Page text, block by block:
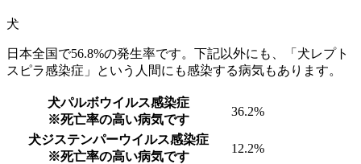
犬
日本全国で56.8%の発生率です。下記以外にも、「犬レプト
スピラ感染症」という人間にも感染する病気もあります。
犬パルボウイルス感染症
※死亡率の高い病気です
36.2%
犬ジステンパーウイルス感染症
※死亡率の高い病気です
12.2%